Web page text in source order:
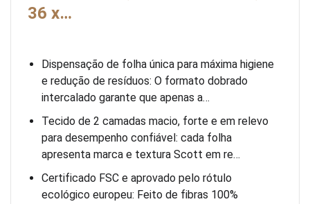
36 x…
Dispensação de folha única para máxima higiene
e redução de resíduos: O formato dobrado
intercalado garante que apenas a…
Tecido de 2 camadas macio, forte e em relevo
para desempenho confiável: cada folha
apresenta marca e textura Scott em re…
Certificado FSC e aprovado pelo rótulo
ecológico europeu: Feito de fibras 100%